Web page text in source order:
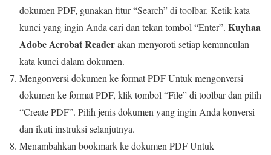
dokumen PDF, gunakan fitur “Search” di toolbar. Ketik kata
kunci yang ingin Anda cari dan tekan tombol “Enter”. Kuyhaa
Adobe Acrobat Readerakan menyoroti setiap kemunculan
kata kunci dalam dokumen.
Mengonversi dokumen ke format PDF Untuk mengonversi
dokumen ke format PDF, klik tombol “File” di toolbar dan pilih
“Create PDF”. Pilih jenis dokumen yang ingin Anda konversi
dan ikuti instruksi selanjutnya.
Menambahkan bookmark ke dokumen PDF Untuk